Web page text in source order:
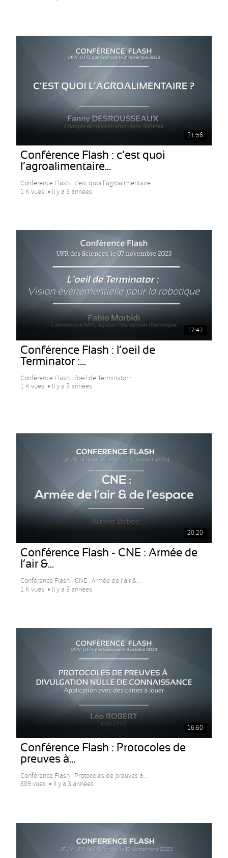
21:56
Conférence Flash : c’est quoi
l’agroalimentaire...
Conférence Flash : c’est quoi l’agroalimentaire...
1 K vues
Il y a 3 années
17:47
Conférence Flash : l’oeil de
Terminator :...
Conférence Flash : l’oeil de Terminator :...
1 K vues
Il y a 3 années
20:20
Conférence Flash - CNE : Armée de
l’air &...
Conférence Flash - CNE : Armée de l’air &...
1 K vues
Il y a 3 années
16:60
Conférence Flash : Protocoles de
preuves à...
Conférence Flash : Protocoles de preuves à...
889 vues
Il y a 3 années